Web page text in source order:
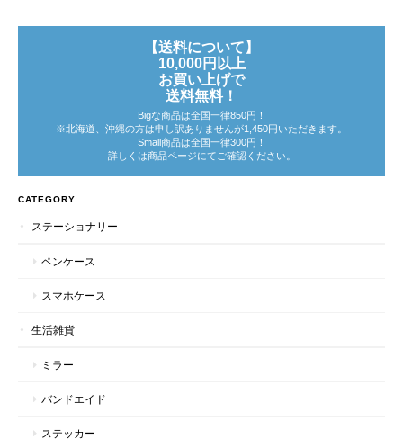
【送料について】
10,000円以上
お買い上げで
送料無料！
Bigな商品は全国一律850円！
※北海道、沖縄の方は申し訳ありませんが1,450円いただきます。
Small商品は全国一律300円！
詳しくは商品ページにてご確認ください。
CATEGORY
ステーショナリー
ペンケース
スマホケース
生活雑貨
ミラー
バンドエイド
ステッカー